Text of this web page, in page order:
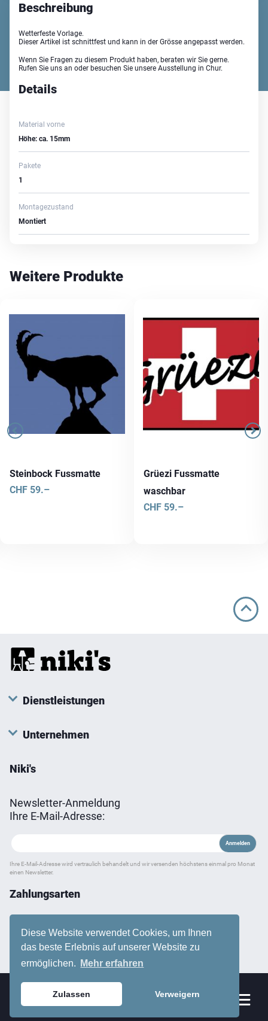
Diese Website verwendet Cookies, um Ihnen
das beste Erlebnis auf unserer Website zu
ermöglichen.
Mehr erfahren
Zulassen VerweigernSortiment
Outdoor)
Beschreibung
Wetterfeste Vorlage.
Dieser Artikel ist schnittfest und kann in der Grösse angepasst werden.
Wenn Sie Fragen zu diesem Produkt haben, beraten wir Sie gerne.
Rufen Sie uns an oder besuchen Sie unsere Ausstellung in Chur.
Details
Material vorne
Höhe: ca. 15mm
Pakete
1
Montagezustand
Montiert
Weitere Produkte
Steinbock Fussmatte
CHF 59.–
Grüezi Fussmatte
waschbar
CHF 59.–
Dienstleistungen
Unternehmen
Niki's
Newsletter-Anmeldung
Ihre E-Mail-Adresse:
Ihre E-Mail-Adresse wird vertraulich behandelt und wir versenden höchstens einmal pro Monat
einen Newsletter.
Zahlungsarten